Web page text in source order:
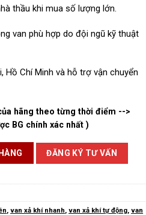
thầu khi mua số lượng lớn.
van phù hợp do đội ngũ kỹ thuật
Hồ Chí Minh và hỗ trợ vận chuyển
hãng theo từng thời điểm -->
BG chính xác nhất )
ĐĂNG KÝ TƯ VẤN
,van xả khí nhanh,van xả khí tự động,van